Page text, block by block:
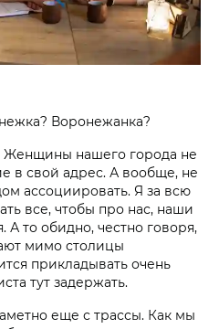
Воронежанка?
нашего города не
в свой адрес. А вообще, не
ассоциировать. Я за всю
все, чтобы про нас, наши
А то обидно, честно говоря,
мимо столицы
прикладывать очень
тут задержать.
еще с трассы. Как мы